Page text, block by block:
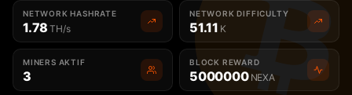
NETWORK HASHRATE
1.78 TH/s
NETWORK DIFFICULTY
51.11 K
MINERS AKTIF
3
BLOCK REWARD
5000000 NEXA